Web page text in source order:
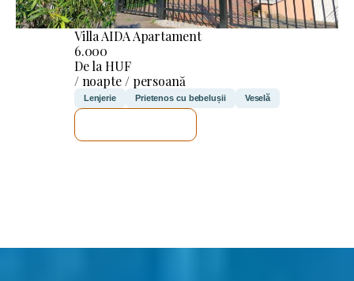
Villa AIDA Apartament
6.000
De la HUF
/ noapte / persoană
Lenjerie Prietenos cu bebelușii Veselă